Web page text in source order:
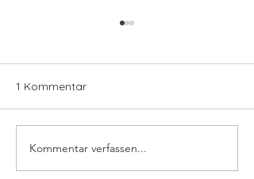
Freitag, den 12.09.2025 –
Partyabend und
1 Kommentar
Kommentar verfassen...